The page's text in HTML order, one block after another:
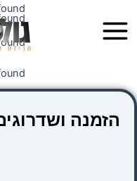
לתוכן
Menu
הזמנה